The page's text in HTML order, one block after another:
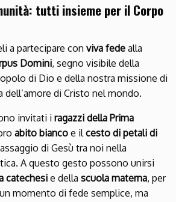
tutti insieme per il Corpo
a partecipare con viva fede alla
Domini, segno visibile della
di Dio e della nostra missione di
dell’amore di Cristo nel mondo.
invitati i ragazzi della Prima
abito bianco e ilcesto di petali di
di Gesù tra noi nella
A questo gesto possono unirsi
catechesie della scuola materna, per
momento di fede semplice, ma